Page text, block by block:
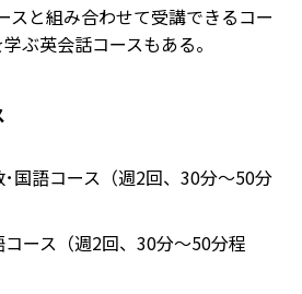
スと組み合わせて受講できるコー
ぶ英会話コースもある。
国語コース（週2回、30分～50分
ース（週2回、30分～50分程